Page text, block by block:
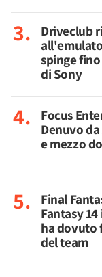
Driveclub
spinge
di Sony
Focus
Denuvo
e mezzo
Final
Fantasy
ha dovuto
del team